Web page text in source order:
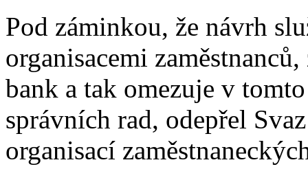
Pod záminkou, že návrh
organisacemi
bank a tak omezuje v
správních rad, odepřel
organisací